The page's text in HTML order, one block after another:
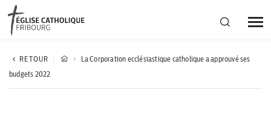
Région diocésaine
RETOUR
La Corporation ecclésiastique catholique a approuvé ses
budgets 2022